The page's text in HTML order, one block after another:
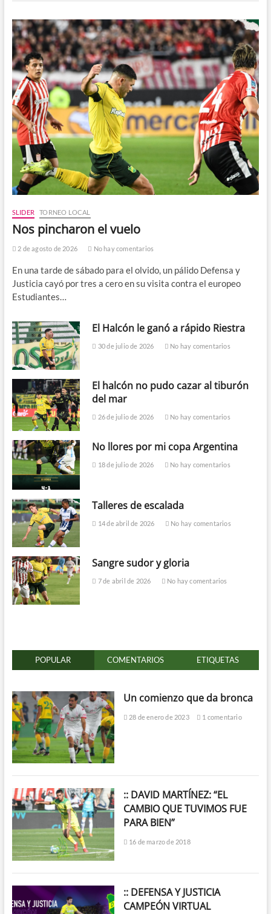
SLIDER TORNEO LOCAL
Nos pincharon el vuelo
2 de agosto de 2026 No hay comentarios
En una tarde de sábado para el olvido, un pálido Defensa y
Justicia cayó por tres a cero en su visita contra el europeo
Estudiantes…
El Halcón le ganó a rápido Riestra
30 de julio de 2026 No hay comentarios
El halcón no pudo cazar al tiburón
del mar
26 de julio de 2026 No hay comentarios
No llores por mi copa Argentina
18 de julio de 2026 No hay comentarios
Talleres de escalada
14 de abril de 2026 No hay comentarios
Sangre sudor y gloria
7 de abril de 2026 No hay comentarios
POPULAR COMENTARIOS ETIQUETAS
Un comienzo que da bronca
28 de enero de 2023 1 comentario
:: DAVID MARTÍNEZ: “EL
CAMBIO QUE TUVIMOS FUE
PARA BIEN”
16 de marzo de 2018
:: DEFENSA Y JUSTICIA
CAMPEÓN VIRTUAL